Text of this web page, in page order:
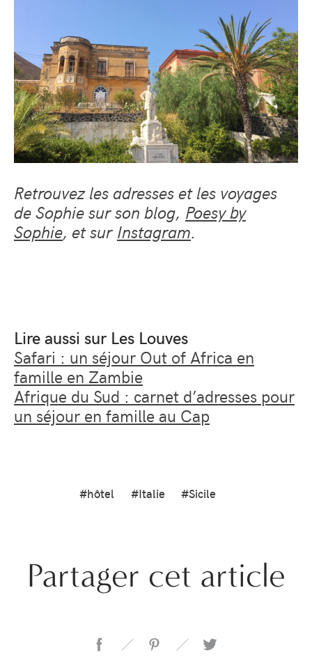
Retrouvez les adresses et les voyages
de Sophie sur son blog, Poesy by
Sophie, et sur Instagram.
Lire aussi sur Les Louves
Safari : un séjour Out of Africa en
famille en Zambie
Afrique du Sud : carnet d’adresses pour
un séjour en famille au Cap
#hôtel #Italie #Sicile
Partager cet article